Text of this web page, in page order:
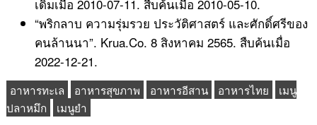
เดิมเมื่อ 2010-07-11. สืบค้นเมื่อ 2010-05-10.
“พริกลาบ ความรุ่มรวย ประวัติศาสตร์ และศักดิ์ศรีของ
คนล้านนา”. Krua.Co. 8 สิงหาคม 2565. สืบค้นเมื่อ
2022-12-21.
อาหารทะเล อาหารสุขภาพ อาหารอีสาน อาหารไทย
เมนู
ปลาหมึก
เมนูยำ